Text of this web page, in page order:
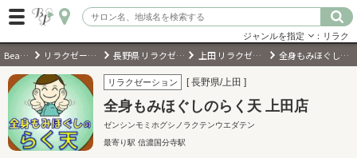
ログイン
会員登録（無料）
ジャンルを指定 ：リラク
BeautyPark リラクゼーションサロン 長野県 リラクゼーションサロン 上田 リラクゼーションサロン 全身もみほぐしのらく天 上田店
リラクゼーション [ 長野県/上田 ]
全身もみほぐしのらく天 上田店
ゼンシンモミホグシノラクテンウエダテン
最寄り駅 信濃国分寺駅‎